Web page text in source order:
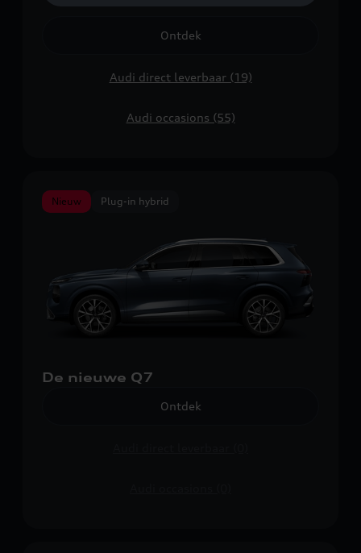
Ontdek
Audi direct leverbaar (19)
Audi occasions (55)
Nieuw Plug-in hybrid
De nieuwe Q7
Ontdek